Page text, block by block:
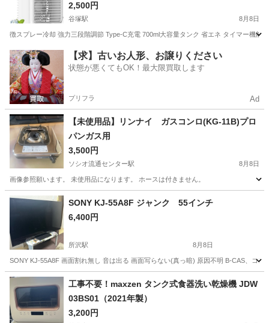
2,500円
谷塚駅 8月8日
徴スプレー冷却 強力三段階調節 Type-C充電 700ml大容量タンク 省エネ タイマー機
埼玉 草加市 谷塚駅 季節、空調家電
【求】古いお人形、お譲りください
状態が悪くてもOK！最大限買取します
プリフラ Ad
【未使用品】リンナイ ガスコンロ(KG-11B)プロ
パンガス用
3,500円
ソシオ流通センター駅 8月8日
画像参照願います。 未使用品になります。 ホースは付きません。
埼玉 熊谷市 キッチン家電
SONY KJ-55A8F ジャンク 55インチ
6,400円
所沢駅 8月8日
SONY KJ-55A8F 画面割れ無し 音は出る 画面写らない(真っ暗) 原因不明 B-CAS、コ
埼玉 所沢市 所沢駅
工事不要！maxzen タンク式食器洗い乾燥機 JDW
03BS01（2021年製）
3,200円